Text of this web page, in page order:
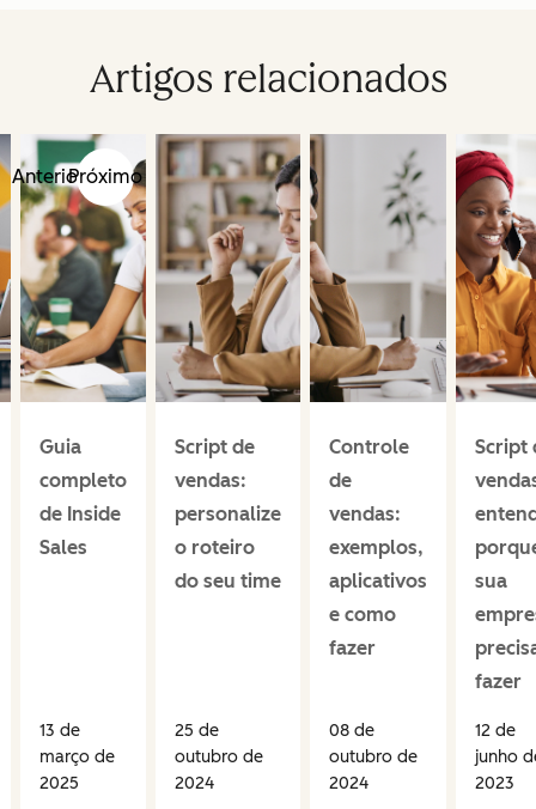
Artigos relacionados
AnteriorPróximo
Guia
completo
de Inside
Sales
13 de
março de
2025
Script de
vendas:
personalize
o roteiro
do seu time
25 de
outubro de
2024
Controle
de
vendas:
exemplos,
aplicativos
e como
fazer
08 de
outubro de
2024
Script
sua
fazer
12 de
junho
2023